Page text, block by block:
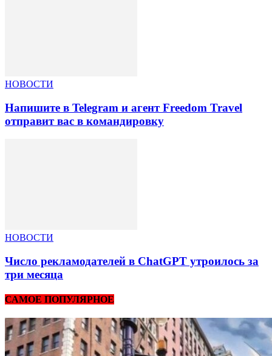
НОВОСТИ
Напишите в Telegram и агент Freedom Travel
отправит вас в командировку
НОВОСТИ
Число рекламодателей в ChatGPT утроилось за
три месяца
САМОЕ ПОПУЛЯРНОЕ